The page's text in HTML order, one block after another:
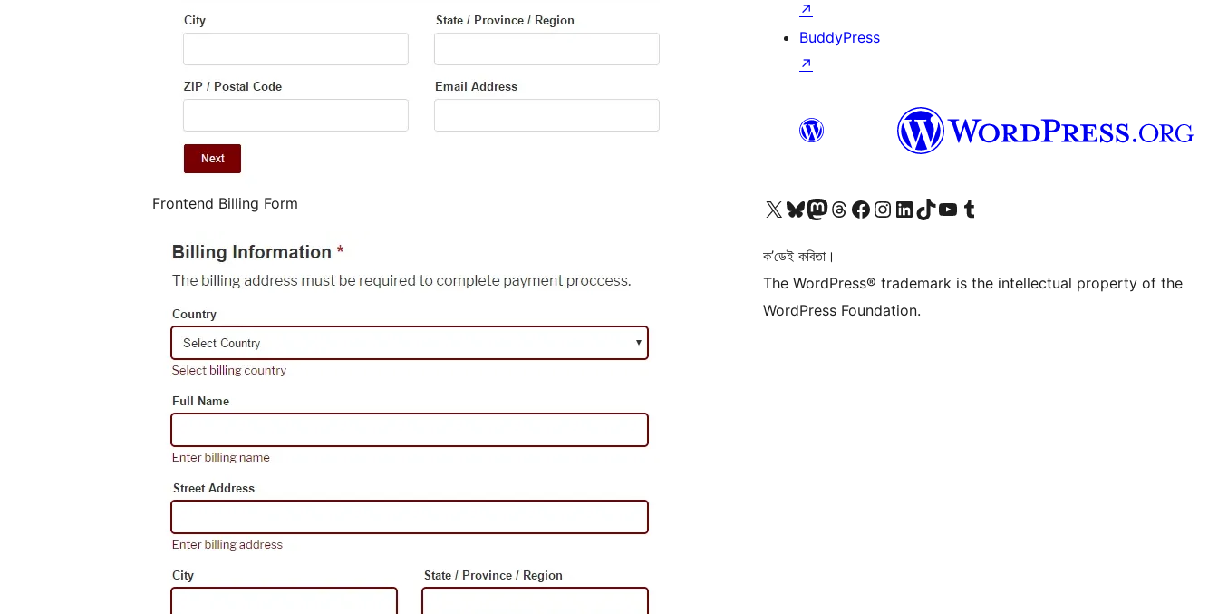
Frontend Billing Form
↗
BuddyPress
↗
আমাৰ X (আগৰ Twitter) একাউণ্টলৈ যাওকআমাৰ Bluesky একাউণ্টলৈ যাওকআমাৰ Mastodon একাউণ্টলৈ যাওকআমাৰ Threads একাউণ্টলৈ যাওকআমাৰ Facebook পৃষ্ঠালৈ যাওকআমাৰ Instagram একাউণ্টলৈ যাওকআমাৰ LinkedIn একাউণ্টলৈ যাওকআমাৰ TikTok একাউণ্টলৈ যাওকআমাৰ YouTube চেনেললৈ যাওকআমাৰ Tumblr একাউণ্টলৈ যাওক
ক’ডেই কবিতা।
The WordPress® trademark is the intellectual property of the
WordPress Foundation.